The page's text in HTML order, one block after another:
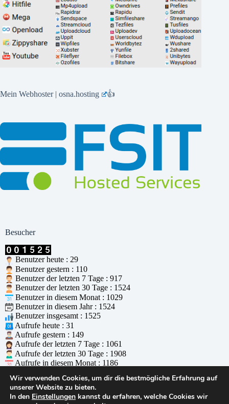
Mein Webhoster | osna.hosting 👍
Besucher
Benutzer heute : 29
Benutzer gestern : 110
Benutzer der letzten 7 Tage : 917
Benutzer der letzten 30 Tage : 1524
Benutzer in diesem Monat : 1029
Benutzer in diesem Jahr : 1524
Benutzer insgesamt : 1525
Aufrufe heute : 31
Aufrufe gestern : 149
Aufrufe der letzten 7 Tage : 1061
Aufrufe der letzten 30 Tage : 1908
Aufrufe in diesem Monat : 1186
Aufrufe insgesamt : 1909
Wer ist online : 0
Unterstützt durchWPS Visitor Counter
Wir verwenden Cookies, um dir die bestmögliche Erfahrung auf
unserer Website zu bieten.
In den Einstellungen kannst du erfahren, welche Cookies wir